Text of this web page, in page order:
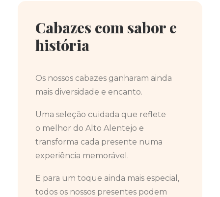
Cabazes com sabor e
história
Os nossos cabazes ganharam ainda
mais diversidade e encanto.
Uma seleção cuidada que reflete
o melhor do Alto Alentejo e
transforma cada presente numa
experiência memorável.
E para um toque ainda mais especial,
todos os nossos presentes podem